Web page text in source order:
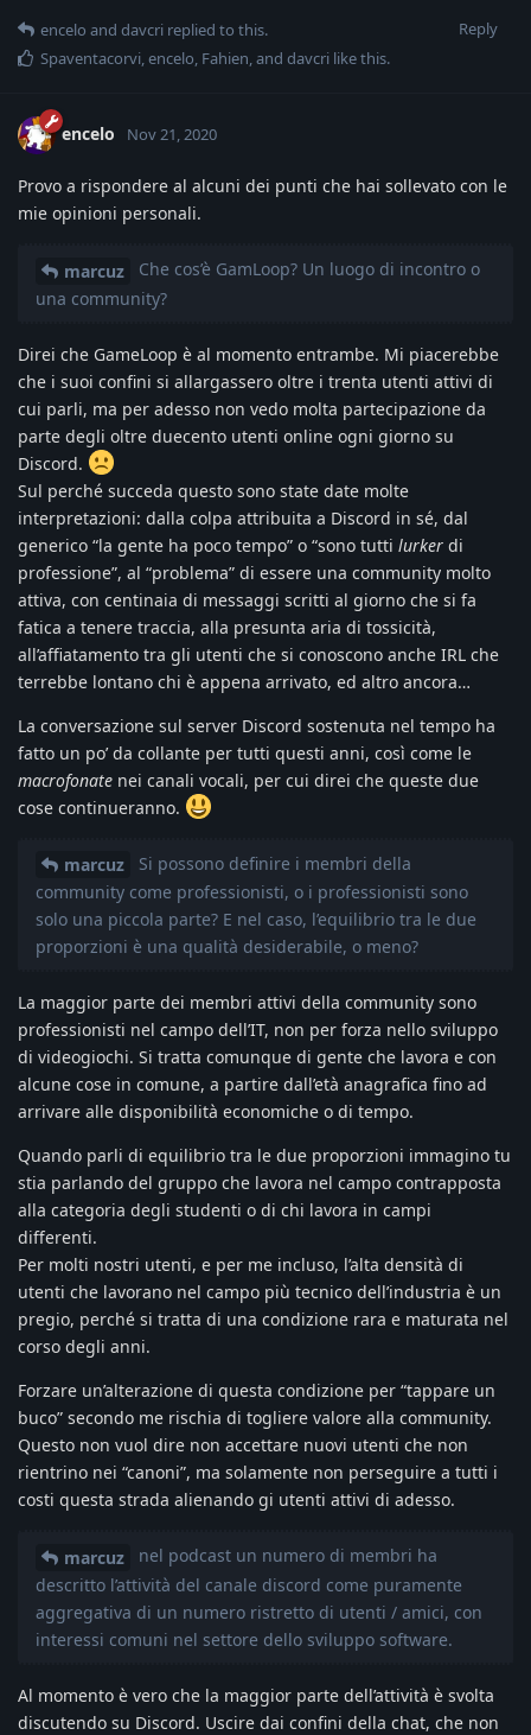
Reply
encelo and davcri replied to this.
Spaventacorvi,encelo, Fahien, and davcri like this.
encelo Nov 21, 2020
Provo a rispondere al alcuni dei punti che hai sollevato con le
mie opinioni personali.
marcuz
Che cos’è GamLoop? Un luogo di incontro o
una community?
Direi che GameLoop è al momento entrambe. Mi piacerebbe
che i suoi confini si allargassero oltre i trenta utenti attivi di
cui parli, ma per adesso non vedo molta partecipazione da
parte degli oltre duecento utenti online ogni giorno su
Discord.
Sul perché succeda questo sono state date molte
interpretazioni: dalla colpa attribuita a Discord in sé, dal
generico “la gente ha poco tempo” o “sono tutti lurker di
professione”, al “problema” di essere una community molto
attiva, con centinaia di messaggi scritti al giorno che si fa
fatica a tenere traccia, alla presunta aria di tossicità,
all’affiatamento tra gli utenti che si conoscono anche IRL che
terrebbe lontano chi è appena arrivato, ed altro ancora…
La conversazione sul server Discord sostenuta nel tempo ha
fatto un po’ da collante per tutti questi anni, così come le
macrofonate nei canali vocali, per cui direi che queste due
cose continueranno.
marcuz
Si possono definire i membri della
community come professionisti, o i professionisti sono
solo una piccola parte? E nel caso, l’equilibrio tra le due
proporzioni è una qualità desiderabile, o meno?
La maggior parte dei membri attivi della community sono
professionisti nel campo dell’IT, non per forza nello sviluppo
di videogiochi. Si tratta comunque di gente che lavora e con
alcune cose in comune, a partire dall’età anagrafica fino ad
arrivare alle disponibilità economiche o di tempo.
Quando parli di equilibrio tra le due proporzioni immagino tu
stia parlando del gruppo che lavora nel campo contrapposta
alla categoria degli studenti o di chi lavora in campi
differenti.
Per molti nostri utenti, e per me incluso, l’alta densità di
utenti che lavorano nel campo più tecnico dell’industria è un
pregio, perché si tratta di una condizione rara e maturata nel
corso degli anni.
Forzare un’alterazione di questa condizione per “tappare un
buco” secondo me rischia di togliere valore alla community.
Questo non vuol dire non accettare nuovi utenti che non
rientrino nei “canoni”, ma solamente non perseguire a tutti i
costi questa strada alienando gi utenti attivi di adesso.
marcuz
nel podcast un numero di membri ha
descritto l’attività del canale discord come puramente
aggregativa di un numero ristretto di utenti / amici, con
interessi comuni nel settore dello sviluppo software.
Al momento è vero che la maggior parte dell’attività è svolta
discutendo su Discord. Uscire dai confini della chat, che non